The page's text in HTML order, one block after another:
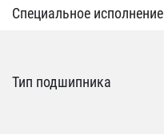
Специальное исполнение
Тип подшипника